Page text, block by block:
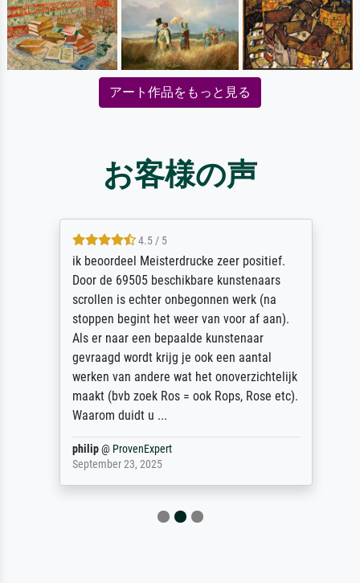
アート作品をもっと見る
お客様の声
4.5 / 5
ik beoordeel Meisterdrucke zeer positief.
Door de 69505 beschikbare kunstenaars
scrollen is echter onbegonnen werk (na
stoppen begint het weer van voor af aan).
Als er naar een bepaalde kunstenaar
gevraagd wordt krijg je ook een aantal
werken van andere wat het onoverzichtelijk
maakt (bvb zoek Ros = ook Rops, Rose etc).
Waarom duidt u ...
philip@ProvenExpert
September 23, 2025